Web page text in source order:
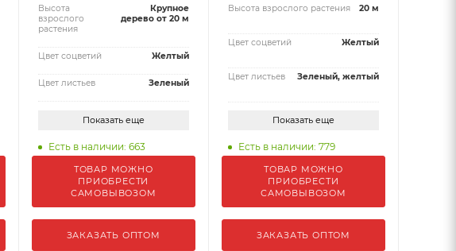
Высота
взрослого
растения
Крупное
дерево от 20 м
Цвет соцветий Желтый
Цвет листьев Зеленый
Показать еще
Есть в наличии: 663
ТОВАР МОЖНО
ПРИОБРЕСТИ
САМОВЫВОЗОМ
ЗАКАЗАТЬ ОПТОМ
Высота взрослого растения 20 м
Цвет соцветий Желтый
Цвет листьев Зеленый, желтый
Показать еще
Есть в наличии: 779
ТОВАР МОЖНО
ПРИОБРЕСТИ
САМОВЫВОЗОМ
ЗАКАЗАТЬ ОПТОМ